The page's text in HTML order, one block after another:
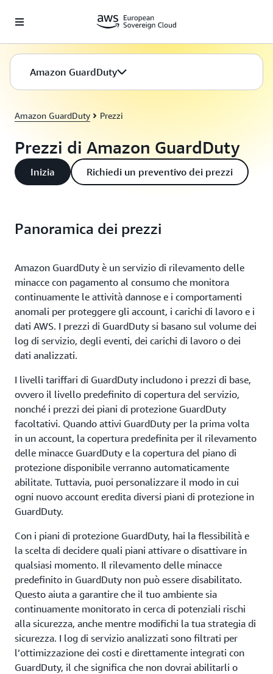
Amazon GuardDuty
Amazon GuardDuty Prezzi
Prezzi di Amazon GuardDuty
Inizia Richiedi un preventivo dei prezzi
Panoramica dei prezzi
Amazon GuardDuty è un servizio di rilevamento delle
minacce con pagamento al consumo che monitora
continuamente le attività dannose e i comportamenti
anomali per proteggere gli account, i carichi di lavoro e i
dati AWS. I prezzi di GuardDuty si basano sul volume dei
log di servizio, degli eventi, dei carichi di lavoro o dei
dati analizzati.
I livelli tariffari di GuardDuty includono i prezzi di base,
ovvero il livello predefinito di copertura del servizio,
nonché i prezzi dei piani di protezione GuardDuty
facoltativi. Quando attivi GuardDuty per la prima volta
in un account, la copertura predefinita per il rilevamento
delle minacce GuardDuty e la copertura del piano di
protezione disponibile verranno automaticamente
abilitate. Tuttavia, puoi personalizzare il modo in cui
ogni nuovo account eredita diversi piani di protezione in
GuardDuty.
Con i piani di protezione GuardDuty, hai la flessibilità e
la scelta di decidere quali piani attivare o disattivare in
qualsiasi momento. Il rilevamento delle minacce
predefinito in GuardDuty non può essere disabilitato.
Questo aiuta a garantire che il tuo ambiente sia
continuamente monitorato in cerca di potenziali rischi
alla sicurezza, anche mentre modifichi la tua strategia di
sicurezza. I log di servizio analizzati sono filtrati per
l’ottimizzazione dei costi e direttamente integrati con
GuardDuty, il che significa che non dovrai abilitarli o